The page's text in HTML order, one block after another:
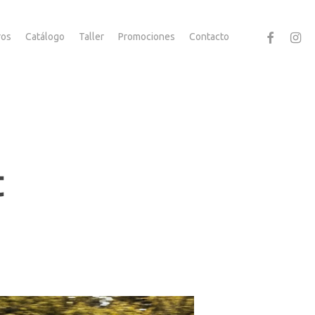
Catálogo Taller Promociones Contacto facebook